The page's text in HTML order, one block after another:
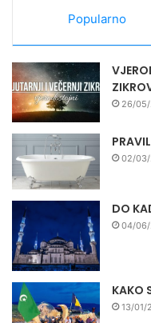
Popularno
26/
02/
DO
04/06/
KAKO
13/01/